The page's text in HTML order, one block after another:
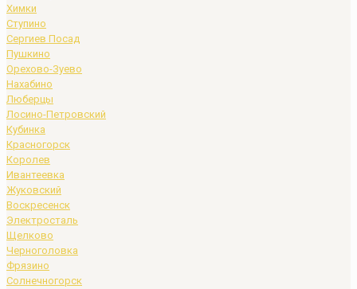
Химки
Ступино
Сергиев Посад
Пушкино
Орехово-Зуево
Нахабино
Люберцы
Лосино-Петровский
Кубинка
Красногорск
Королев
Ивантеевка
Жуковский
Воскресенск
Электросталь
Щелково
Черноголовка
Фрязино
Солнечногорск